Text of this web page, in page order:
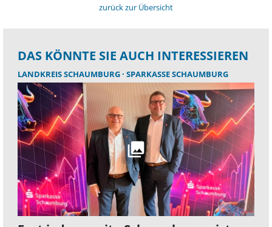
zurück zur Übersicht
DAS KÖNNTE SIE AUCH INTERESSIEREN
LANDKREIS SCHAUMBURG SPARKASSE SCHAUMBURG